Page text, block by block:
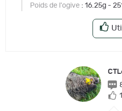
Poids de l'ogive : 16.25g -